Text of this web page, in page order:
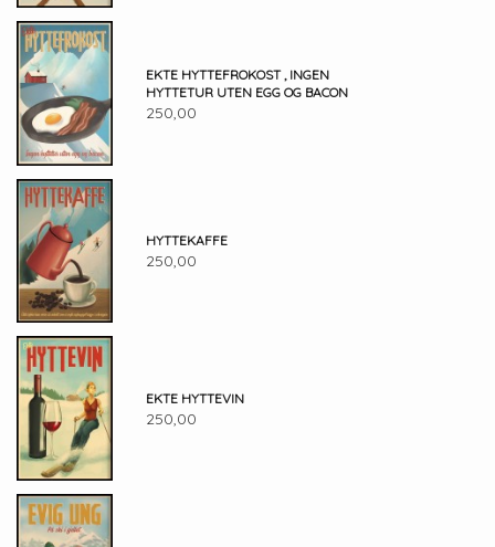
EKTE HYTTEFROKOST , INGEN
HYTTETUR UTEN EGG OG BACON
250,00
HYTTEKAFFE
250,00
EKTE HYTTEVIN
250,00